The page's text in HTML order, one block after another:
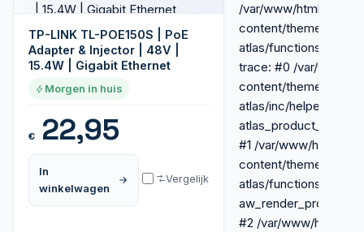
TP-LINK TL-POE150S | PoE
Adapter & Injector | 48V |
15.4W | Gigabit Ethernet
Morgen in huis
€22,95
In
winkelwagen
Vergelijk
/var/www/html/wp-
content/themes/
atlas/functions-
trace: #0 /var/www/
content/themes/
atlas/inc/
#1 /var/www/html/wp-
content/themes/
atlas/functions-
#2 /var/www/html/